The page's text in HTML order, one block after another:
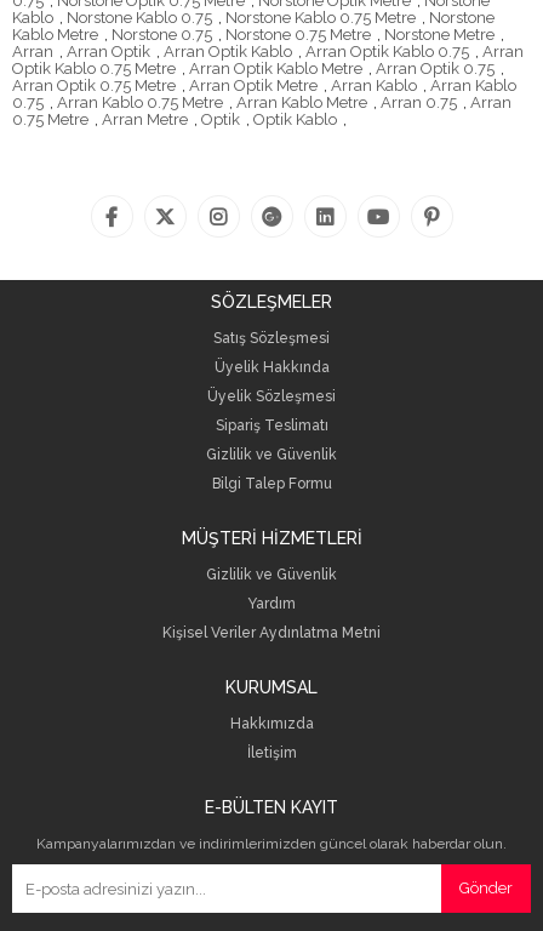
Kablo , Norstone Kablo 0.75 , Norstone Kablo 0.75 Metre , Norstone
Kablo Metre , Norstone 0.75 , Norstone 0.75 Metre , Norstone Metre ,
Arran , Arran Optik , Arran Optik Kablo , Arran Optik Kablo 0.75 , Arran
Optik Kablo 0.75 Metre , Arran Optik Kablo Metre , Arran Optik 0.75 ,
Arran Optik 0.75 Metre , Arran Optik Metre , Arran Kablo , Arran Kablo
0.75 , Arran Kablo 0.75 Metre , Arran Kablo Metre , Arran 0.75 , Arran
0.75 Metre , Arran Metre , Optik , Optik Kablo ,
SÖZLEŞMELER
Satış Sözleşmesi
Üyelik Hakkında
Üyelik Sözleşmesi
Sipariş Teslimatı
Gizlilik ve Güvenlik
Bilgi Talep Formu
MÜŞTERİ HİZMETLERİ
Gizlilik ve Güvenlik
Yardım
Kişisel Veriler Aydınlatma Metni
KURUMSAL
Hakkımızda
İletişim
E-BÜLTEN KAYIT
Kampanyalarımızdan ve indirimlerimizden güncel olarak haberdar olun.
Gönder